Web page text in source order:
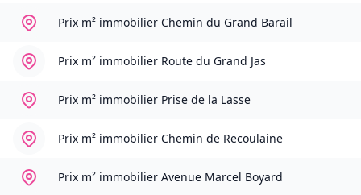
Prix m² immobilier Chemin du Grand Barail
Prix m² immobilier Route du Grand Jas
Prix m² immobilier Prise de la Lasse
Prix m² immobilier Chemin de Recoulaine
Prix m² immobilier Avenue Marcel Boyard